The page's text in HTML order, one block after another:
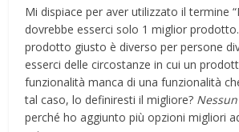
Mi dispiace per aver utilizzato il termine
dovrebbe esserci solo 1 miglior
prodotto giusto è diverso per persone
esserci delle circostanze in cui un
funzionalità manca di una funzionalità
tal caso, lo definiresti il ​​migliore?
perché ho aggiunto più opzioni migliori